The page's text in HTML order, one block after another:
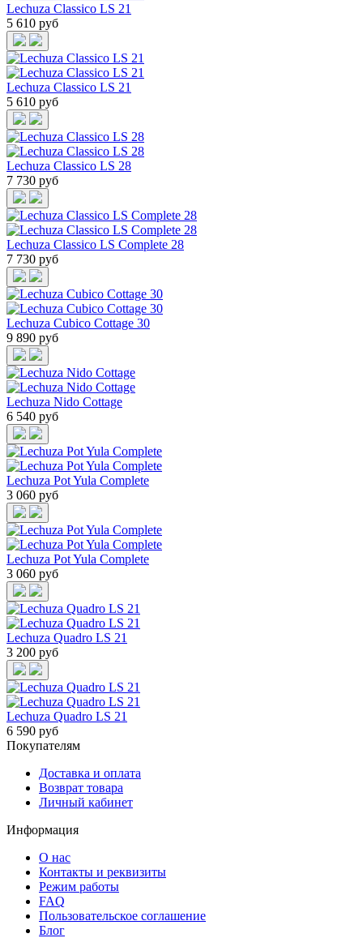
Lechuza Classico LS 21
5 610 руб
Lechuza Classico LS 21
5 610 руб
Lechuza Classico LS 28
7 730 руб
Lechuza Classico LS Complete 28
7 730 руб
Lechuza Cubico Cottage 30
9 890 руб
Lechuza Nido Cottage
6 540 руб
Lechuza Pot Yula Complete
3 060 руб
Lechuza Pot Yula Complete
3 060 руб
Lechuza Quadro LS 21
3 200 руб
Lechuza Quadro LS 21
6 590 руб
Покупателям
Доставка и оплата
Возврат товара
Личный кабинет
Информация
О нас
Контакты и реквизиты
Режим работы
FAQ
Пользовательское соглашение
Блог